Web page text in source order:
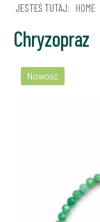
JESTEŚ TUTAJ: HOME
Chryzopraz
Nowość